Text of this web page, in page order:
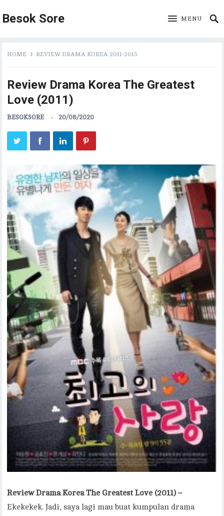
Besok Sore MENU
HOME REVIEW DRAMA KOREA 2011-2015
Review Drama Korea The Greatest
Love (2011)
BESOKSORE 20/08/2020
Review Drama Korea The Greatest Love (2011) –
Ekekekek. Jadi, saya lagi mau buat kumpulan drama